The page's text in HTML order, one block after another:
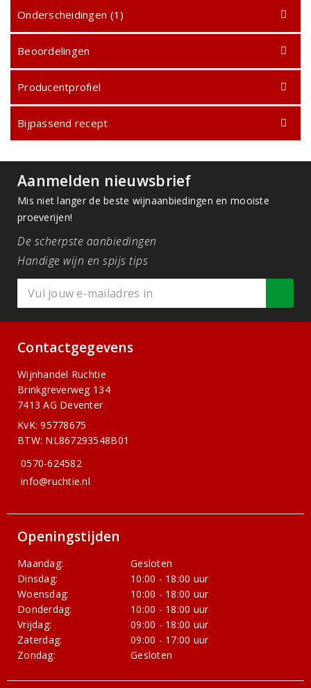
Onderscheidingen (1)
Beoordelingen
Producentprofiel
Bijpassend recept
Aanmelden nieuwsbrief
Mis niet langer de beste wijnaanbiedingen en mooiste
proeverijen!
De scherpste aanbiedingen
Handige wijn en spijs tips
Contactgegevens
Wijnhandel Ruchtie
Brinkgreverweg 134
7413 AG Deventer
KvK: 95778675
BTW: NL867293548B01
0570-624582
info@ruchtie.nl
Openingstijden
Maandag:
Gesloten
Dinsdag:
10:00 - 18:00 uur
Woensdag:
10:00 - 18:00 uur
Donderdag:
10:00 - 18:00 uur
Vrijdag:
09:00 - 18:00 uur
Zaterdag:
09:00 - 17:00 uur
Zondag:
Gesloten